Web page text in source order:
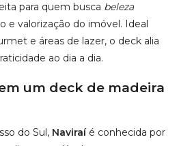
clima agradável e
É o ambiente ideal para
sofisticados. Veja por que o deck
na região:
nobres como Ipê, Cumaru
chuva e variações climáticas.
permanece agradável ao